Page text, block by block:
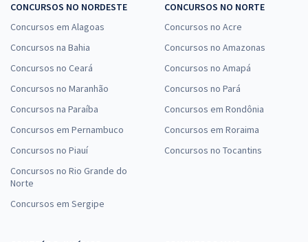
CONCURSOS NO NORDESTE
Concursos em Alagoas
Concursos na Bahia
Concursos no Ceará
Concursos no Maranhão
Concursos na Paraíba
Concursos em Pernambuco
Concursos no Piauí
Concursos no Rio Grande do
Norte
Concursos em Sergipe
CONCURSOS NO NORTE
Concursos no Acre
Concursos no Amazonas
Concursos no Amapá
Concursos no Pará
Concursos em Rondônia
Concursos em Roraima
Concursos no Tocantins